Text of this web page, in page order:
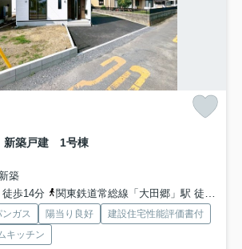
新築戸建 1号棟
築
歩14分
関東鉄道常総線「大田郷」駅 徒歩34分
ンガス 陽当り良好
建設住宅性能評価書付
キッチン